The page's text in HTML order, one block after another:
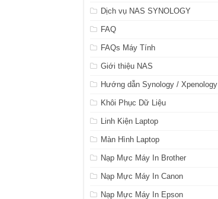
Dịch vụ NAS SYNOLOGY
FAQ
FAQs Máy Tính
Giới thiệu NAS
Hướng dẫn Synology / Xpenology
Khôi Phục Dữ Liệu
Linh Kiện Laptop
Màn Hình Laptop
Nạp Mực Máy In Brother
Nạp Mực Máy In Canon
Nạp Mực Máy In Epson